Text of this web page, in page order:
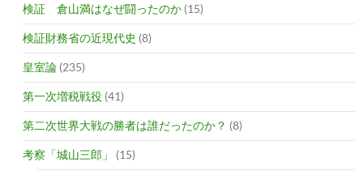
検証 倉山満はなぜ闘ったのか (15)
検証財務省の近現代史 (8)
皇室論 (235)
第一次増税戦役 (41)
第二次世界大戦の勝者は誰だったのか？ (8)
考察「城山三郎」 (15)